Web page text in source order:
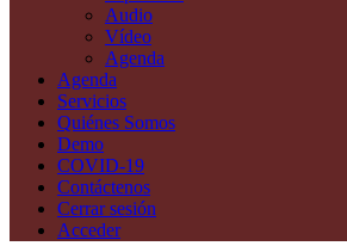
Audio
Vídeo
Agenda
Agenda
Servicios
Quiénes Somos
Demo
COVID-19
Contáctenos
Cerrar sesión
Acceder